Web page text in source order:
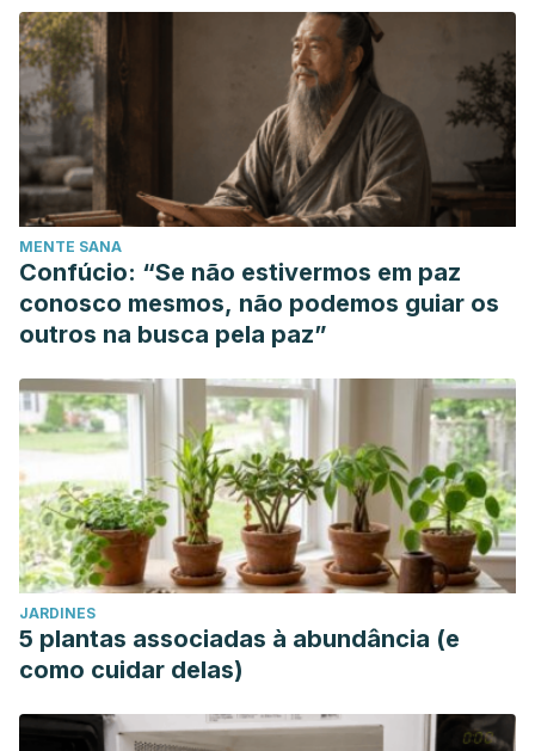
MENTE SANA
Confúcio: “Se não estivermos em paz
conosco mesmos, não podemos guiar os
outros na busca pela paz”
JARDINES
5 plantas associadas à abundância (e
como cuidar delas)